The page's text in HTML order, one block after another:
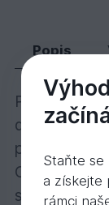
Popis
Palubky
dodání
povrchovou
Color.
sortimentu:
Staňte se
a získejte
rámci